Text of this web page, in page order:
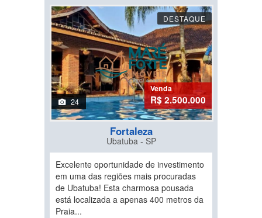
DESTAQUE
24
Venda
R$ 2.500.000
Fortaleza
Ubatuba - SP
Excelente oportunidade de investimento
em uma das regiões mais procuradas
de Ubatuba! Esta charmosa pousada
está localizada a apenas 400 metros da
Praia...